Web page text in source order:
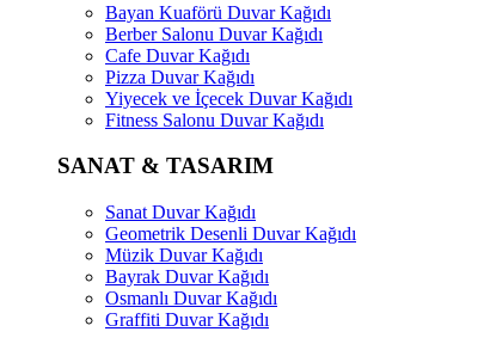
Bayan Kuaförü Duvar Kağıdı
Berber Salonu Duvar Kağıdı
Cafe Duvar Kağıdı
Pizza Duvar Kağıdı
Yiyecek ve İçecek Duvar Kağıdı
Fitness Salonu Duvar Kağıdı
SANAT & TASARIM
Sanat Duvar Kağıdı
Geometrik Desenli Duvar Kağıdı
Müzik Duvar Kağıdı
Bayrak Duvar Kağıdı
Osmanlı Duvar Kağıdı
Graffiti Duvar Kağıdı